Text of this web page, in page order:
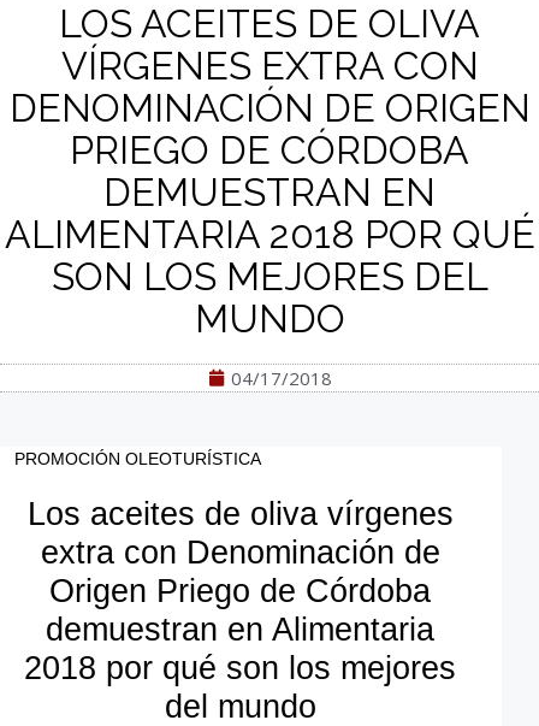
LOS ACEITES DE OLIVA
VÍRGENES EXTRA CON
DENOMINACIÓN DE ORIGEN
PRIEGO DE CÓRDOBA
DEMUESTRAN EN
ALIMENTARIA 2018 POR QUÉ
SON LOS MEJORES DEL
MUNDO
04/17/2018
PROMOCIÓN OLEOTURÍSTICA
Los aceites de oliva vírgenes
extra con Denominación de
Origen Priego de Córdoba
demuestran en Alimentaria
2018 por qué son los mejores
del mundo